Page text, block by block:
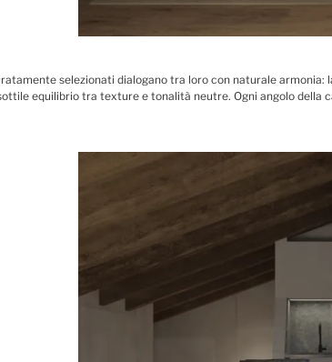
selezionati dialogano tra loro con naturale armonia:
equilibrio tra texture e tonalità neutre. Ogni angolo